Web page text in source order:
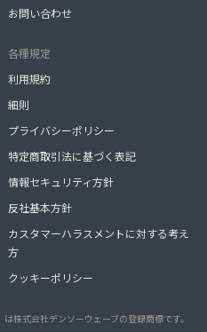
お問い合わせ
各種規定
利用規約
細則
プライバシーポリシー
特定商取引法に基づく表記
情報セキュリティ方針
反社基本方針
カスタマーハラスメントに対する考え
方
クッキーポリシー
は株式会社デンソーウェーブの登録商標です。